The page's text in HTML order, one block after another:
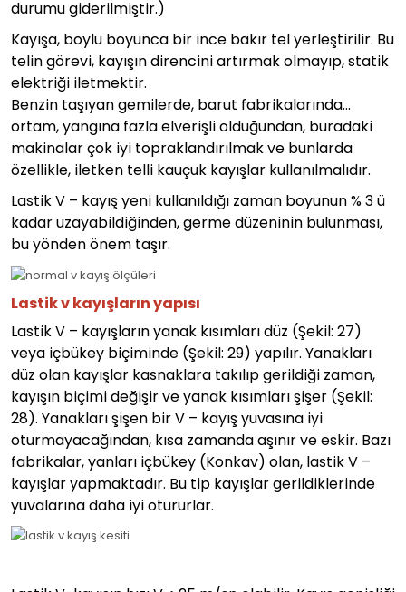
durumu giderilmiştir.)
Kayışa, boylu boyunca bir ince bakır tel yerleştirilir. Bu
telin görevi, kayışın direncini artırmak olmayıp, statik
elektriği iletmektir.
Benzin taşıyan gemilerde, barut fabrikalarında…
ortam, yangına fazla elverişli olduğundan, buradaki
makinalar çok iyi topraklandırılmak ve bunlarda
özellikle, iletken telli kauçuk kayışlar kullanılmalıdır.
Lastik V – kayış yeni kullanıldığı zaman boyunun % 3 ü
kadar uzayabildiğinden, germe düzeninin bulunması,
bu yönden önem taşır.
Lastik v kayışların yapısı
Lastik V – kayışların yanak kısımları düz (Şekil: 27)
veya içbükey biçiminde (Şekil: 29) yapılır. Yanakları
düz olan kayışlar kasnaklara takılıp gerildiği zaman,
kayışın biçimi değişir ve yanak kısımları şişer (Şekil:
28). Yanakları şişen bir V – kayış yuvasına iyi
oturmayacağından, kısa zamanda aşınır ve eskir. Bazı
fabrikalar, yanları içbükey (Konkav) olan, lastik V –
kayışlar yapmaktadır. Bu tip kayışlar gerildiklerinde
yuvalarına daha iyi otururlar.